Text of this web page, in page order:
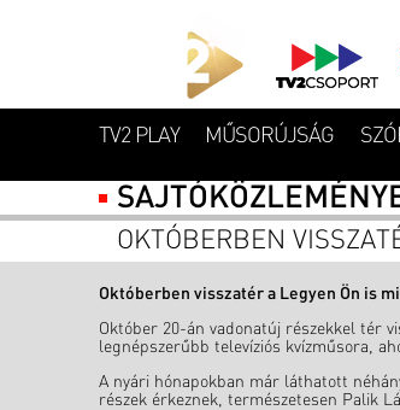
TV2 PLAY MŰSORÚJSÁG
OKTÓBERBEN
Októberben visszatér a Legyen Ön is
Október 20-án vadonatúj részekkel tér
legnépszerűbb televíziós kvízműsora,
A nyári hónapokban már láthatott
részek érkeznek, természetesen Palik